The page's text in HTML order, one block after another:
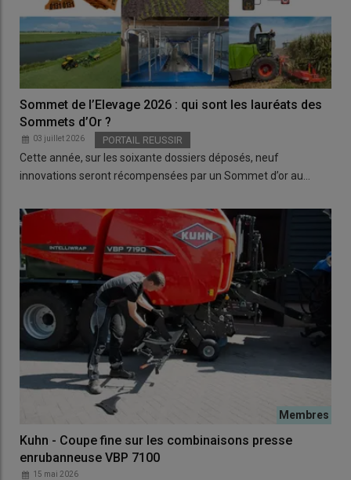
Sommet de l’Elevage 2026 : qui sont les lauréats des
Sommets d’Or ?
03 juillet 2026 PORTAIL REUSSIR
Cette année, sur les soixante dossiers déposés, neuf
innovations seront récompensées par un Sommet d’or au…
Kuhn - Coupe fine sur les combinaisons presse
enrubanneuse VBP 7100
15 mai 2026